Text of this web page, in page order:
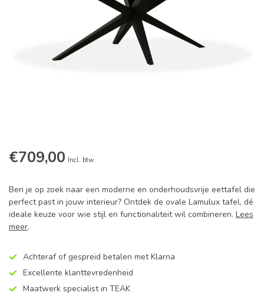
€709,00 Incl. btw
Ben je op zoek naar een moderne en onderhoudsvrije eettafel die
perfect past in jouw interieur? Ontdek de ovale Lamulux tafel, dé
ideale keuze voor wie stijl en functionaliteit wil combineren. Lees
meer.
Achteraf of gespreid betalen met Klarna
Excellente klanttevredenheid
Maatwerk specialist in TEAK